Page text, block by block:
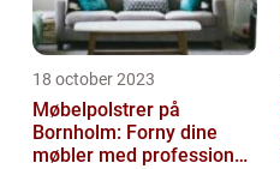
18 october 2023
Møbelpolstrer på
Bornholm: Forny dine
møbler med professionel